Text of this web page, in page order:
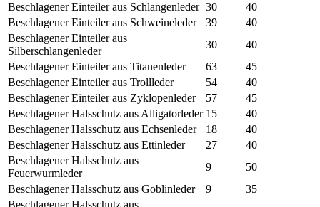
Beschlagener Einteiler aus Schlangenleder 30
40
Beschlagener Einteiler aus Schweineleder
39
40
Beschlagener Einteiler aus
Silberschlangenleder
30
40
Beschlagener Einteiler aus Titanenleder
63
45
Beschlagener Einteiler aus Trollleder
54
40
Beschlagener Einteiler aus Zyklopenleder
57
45
Beschlagener Halsschutz aus Alligatorleder 15
40
Beschlagener Halsschutz aus Echsenleder
18
40
Beschlagener Halsschutz aus Ettinleder
27
40
Beschlagener Halsschutz aus
Feuerwurmleder
9
50
Beschlagener Halsschutz aus Goblinleder
9
35
Beschlagener Halsschutz aus